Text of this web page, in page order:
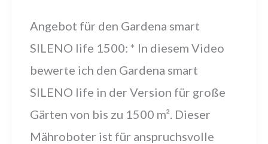
Angebot für den Gardena smart
SILENO life 1500: * In diesem Video
bewerte ich den Gardena smart
SILENO life in der Version für große
Gärten von bis zu 1500 m². Dieser
Mähroboter ist für anspruchsvolle